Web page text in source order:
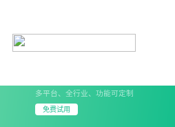
多平台、全行业、功能可定制
免费试用